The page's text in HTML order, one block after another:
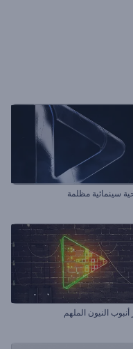
سينمائية مظلمة
النيون الملهم